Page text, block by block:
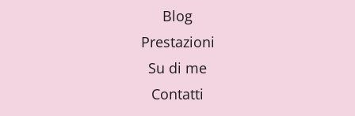
Blog
Prestazioni
Su di me
Contatti